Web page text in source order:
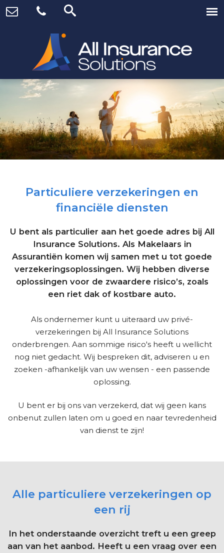
Particuliere verzekeringen en
financiële diensten
U bent als particulier aan het goede adres bij All
Insurance Solutions. Als Makelaars in
Assurantiën komen wij samen met u tot goede
verzekeringsoplossingen. Wij hebben diverse
oplossingen voor de zwaardere risico’s, zoals
een riet dak of kostbare auto.
Als ondernemer kunt u uiteraard uw privé-
verzekeringen bij All Insurance Solutions
onderbrengen. Aan sommige risico's heeft u wellicht
nog niet gedacht. Wij bespreken dit, adviseren u en
zoeken -afhankelijk van uw wensen - een passende
oplossing.
U bent er bij ons van verzekerd, dat wij geen kans
onbenut zullen laten om u goed en naar tevredenheid
van dienst te zijn!
Alle particuliere verzekeringen op
een rij
In het onderstaande overzicht treft u een greep
aan van het aanbod. Heeft u een vraag over een